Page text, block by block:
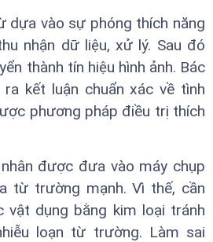
dựa vào sự phóng thích năng
nhận dữ liệu, xử lý. Sau đó
thành tín hiệu hình ảnh. Bác
kết luận chuẩn xác về tình
phương pháp điều trị thích
được đưa vào máy chụp
từ trường mạnh. Vì thế, cần
vật dụng bằng kim loại tránh
loạn từ trường. Làm sai